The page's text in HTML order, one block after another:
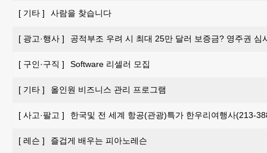
[ 기타 ] 사람을 찾습니다
[ 광고·행사 ] 공적부조 우려 시 최대 25만 달러 보증금? 영주권 심
[ 구인·구직 ] Software 리셀러 모집
[ 기타 ] 올인원 비즈니스 관리 프로그램
[ 사고·팔고 ] 한국및 전 세계 항공(관광)특가 한우리여행사(213-
[ 레슨 ] 즐겁게 배우는 피아노레슨